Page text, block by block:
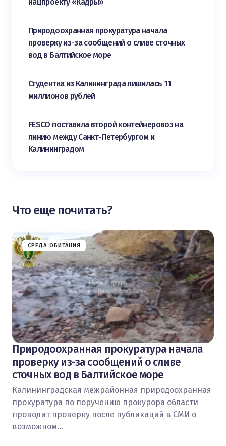
Природоохранная прокуратура начала
проверку из-за сообщений о сливе сточных
вод в Балтийское море
Студентка из Калининграда лишилась 11
миллионов рублей
FESCO поставила второй контейнеровоз на
линию между Санкт-Петербургом и
Калининградом
Что еще почитать?
СРЕДА ОБИТАНИЯ
Природоохранная прокуратура начала
проверку из-за сообщений о сливе
сточных вод в Балтийское море
Калининградская межрайонная природоохранная
прокуратура по поручению прокурора области
проводит проверку после публикаций в СМИ о
возможном…